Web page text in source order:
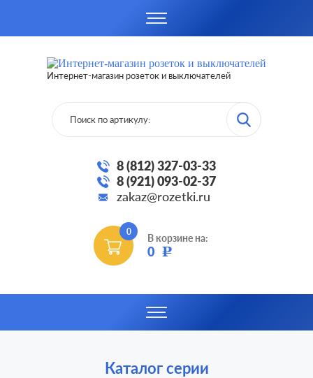
Интернет-магазин розеток и выключателей
8 (812) 327-03-33
8 (921) 093-02-37
zakaz@rozetki.ru
0
В корзине на:
0 Р
Каталог серии